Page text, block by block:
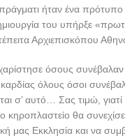
ήταν ένα
του υπήρξε
Αρχιεπισκόπου
όσους
όλους όσοι
σ’ αυτό… Σας τιμώ,
κηροπλαστείο θα
μας Εκκλησία και να